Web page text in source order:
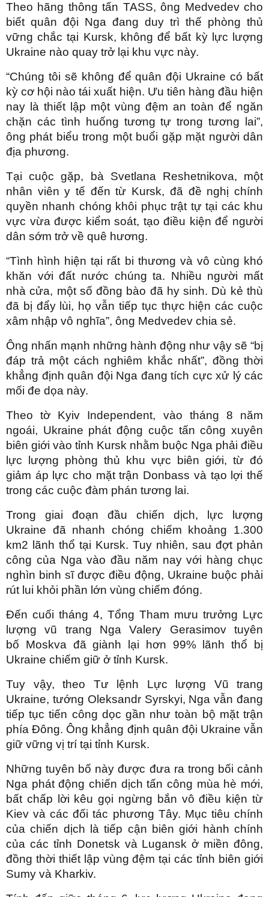
Theo hãng thông tấn TASS, ông Medvedev cho
biết quân đội Nga đang duy trì thế phòng thủ
vững chắc tại Kursk, không để bất kỳ lực lượng
Ukraine nào quay trở lại khu vực này.
“Chúng tôi sẽ không để quân đội Ukraine có bất
kỳ cơ hội nào tái xuất hiện. Ưu tiên hàng đầu hiện
nay là thiết lập một vùng đệm an toàn để ngăn
chặn các tình huống tương tự trong tương lai”,
ông phát biểu trong một buổi gặp mặt người dân
địa phương.
Tại cuộc gặp, bà Svetlana Reshetnikova, một
nhân viên y tế đến từ Kursk, đã đề nghị chính
quyền nhanh chóng khôi phục trật tự tại các khu
vực vừa được kiểm soát, tạo điều kiện để người
dân sớm trở về quê hương.
“Tình hình hiện tại rất bi thương và vô cùng khó
khăn với đất nước chúng ta. Nhiều người mất
nhà cửa, một số đồng bào đã hy sinh. Dù kẻ thù
đã bị đẩy lùi, họ vẫn tiếp tục thực hiện các cuộc
xâm nhập vô nghĩa”, ông Medvedev chia sẻ.
Ông nhấn mạnh những hành động như vậy sẽ “bị
đáp trả một cách nghiêm khắc nhất”, đồng thời
khẳng định quân đội Nga đang tích cực xử lý các
mối đe dọa này.
Theo tờ Kyiv Independent, vào tháng 8 năm
ngoái, Ukraine phát động cuộc tấn công xuyên
biên giới vào tỉnh Kursk nhằm buộc Nga phải điều
lực lượng phòng thủ khu vực biên giới, từ đó
giảm áp lực cho mặt trận Donbass và tạo lợi thế
trong các cuộc đàm phán tương lai.
Trong giai đoạn đầu chiến dịch, lực lượng
Ukraine đã nhanh chóng chiếm khoảng 1.300
km2 lãnh thổ tại Kursk. Tuy nhiên, sau đợt phản
công của Nga vào đầu năm nay với hàng chục
nghìn binh sĩ được điều động, Ukraine buộc phải
rút lui khỏi phần lớn vùng chiếm đóng.
Đến cuối tháng 4, Tổng Tham mưu trưởng Lực
lượng vũ trang Nga Valery Gerasimov tuyên
bố Moskva đã giành lại hơn 99% lãnh thổ bị
Ukraine chiếm giữ ở tỉnh Kursk.
Tuy vậy, theo Tư lệnh Lực lượng Vũ trang
Ukraine, tướng Oleksandr Syrskyi, Nga vẫn đang
tiếp tục tiến công dọc gần như toàn bộ mặt trận
phía Đông. Ông khẳng định quân đội Ukraine vẫn
giữ vững vị trí tại tỉnh Kursk.
Những tuyên bố này được đưa ra trong bối cảnh
Nga phát động chiến dịch tấn công mùa hè mới,
bất chấp lời kêu gọi ngừng bắn vô điều kiện từ
Kiev và các đối tác phương Tây. Mục tiêu chính
của chiến dịch là tiếp cận biên giới hành chính
của các tỉnh Donetsk và Lugansk ở miền đông,
đồng thời thiết lập vùng đệm tại các tỉnh biên giới
Sumy và Kharkiv.